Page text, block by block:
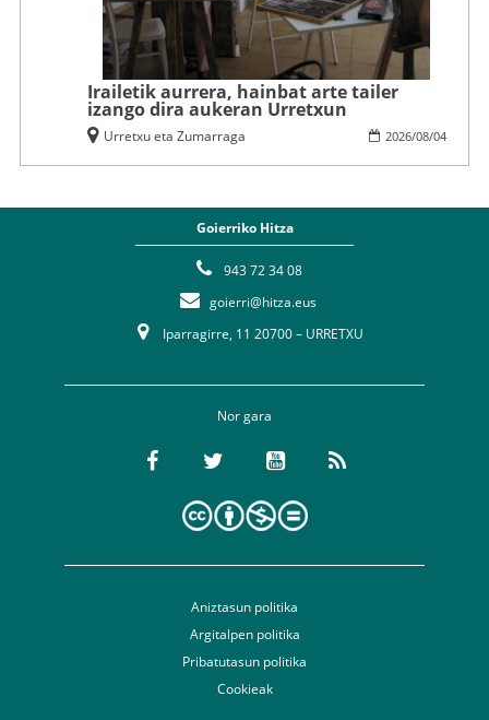
Irailetik aurrera, hainbat arte tailer
izango dira aukeran Urretxun
2026/08/04
Urretxu eta Zumarraga
Goierriko Hitza
943 72 34 08
goierri@hitza.eus
Iparragirre, 11 20700 – URRETXU
Nor gara
Aniztasun politika
Argitalpen politika
Pribatutasun politika
Cookieak